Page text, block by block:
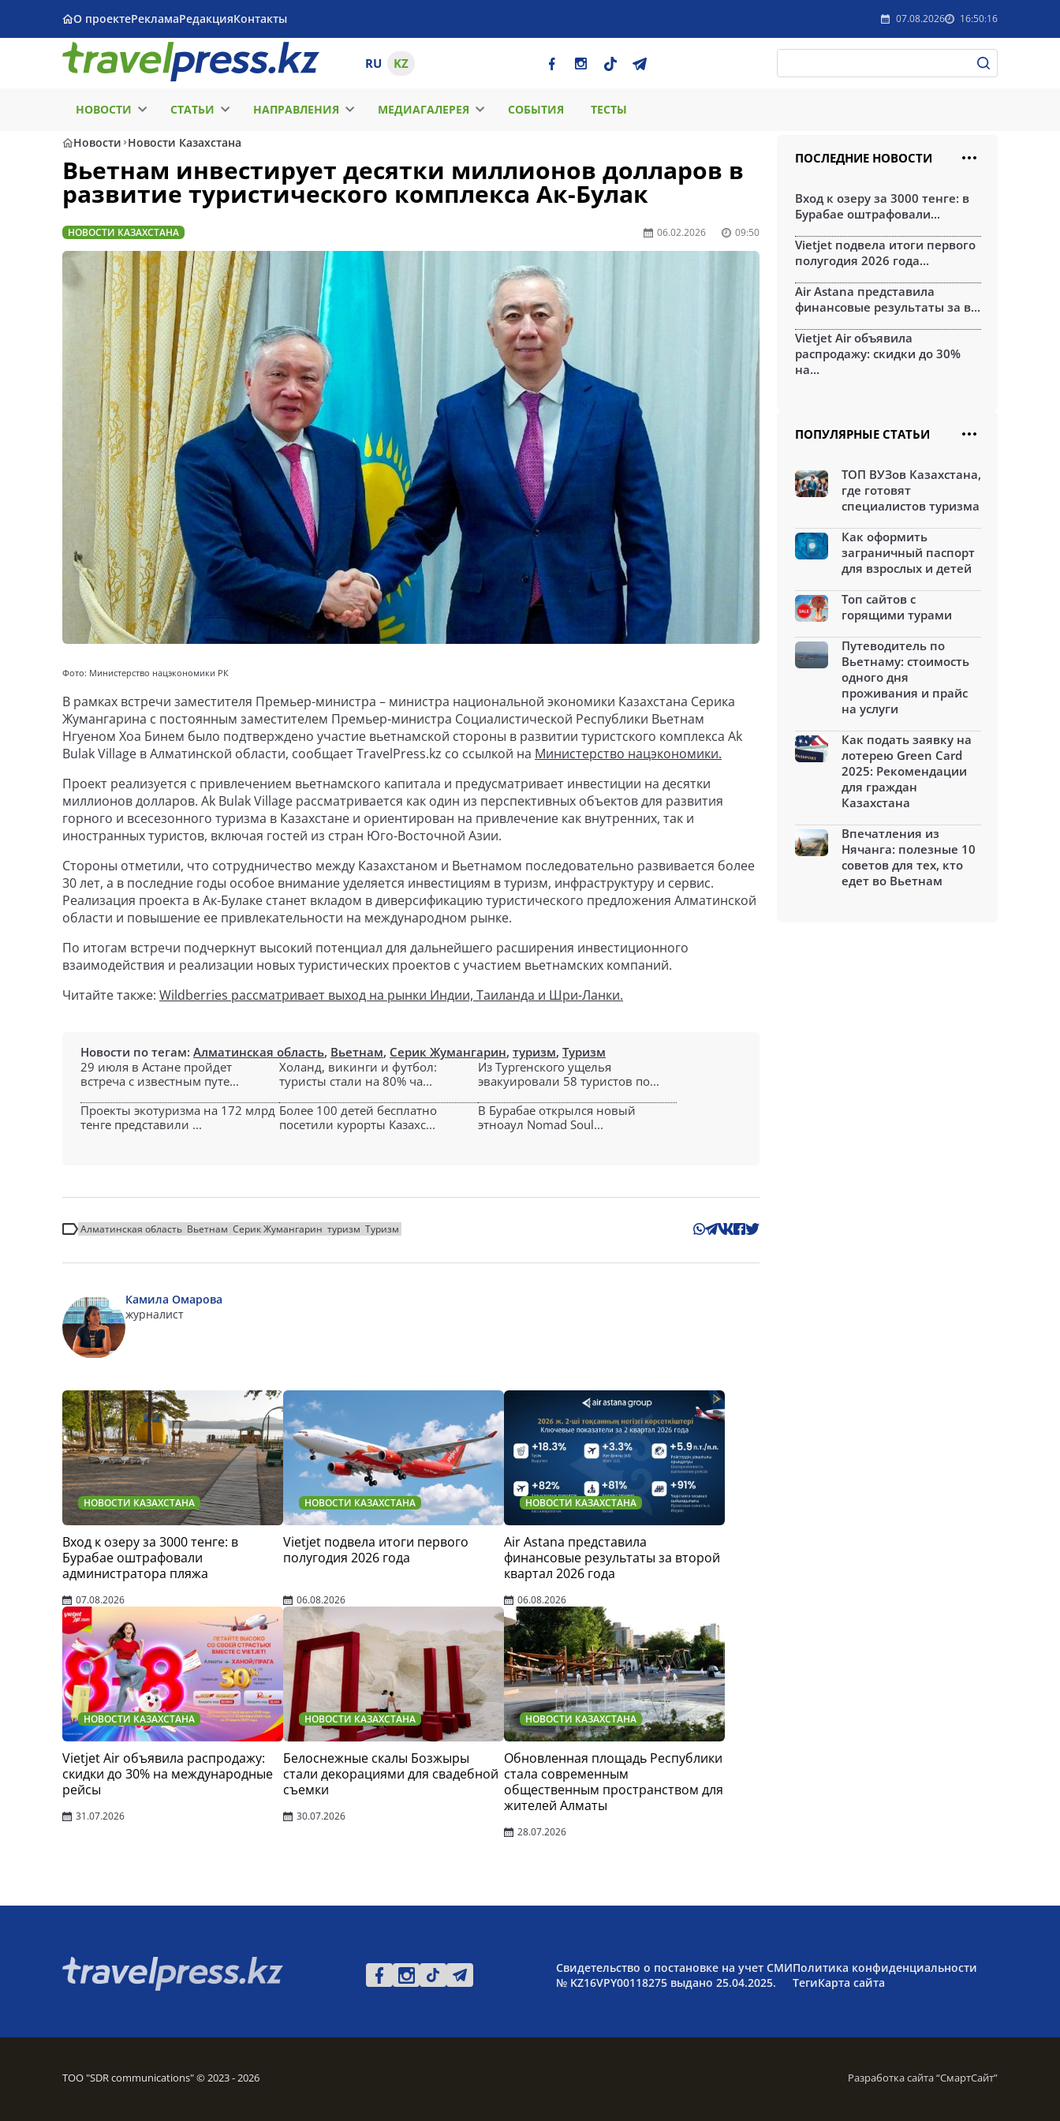
О проектеРекламаРедакцияКонтакты 07.08.2026 16:50:16
RU KZ
НОВОСТИ СТАТЬИ НАПРАВЛЕНИЯ МЕДИАГАЛЕРЕЯ СОБЫТИЯ ТЕСТЫ
Новости Новости Казахстана
Вьетнам инвестирует десятки миллионов долларов в
развитие туристического комплекса Ак-Булак
НОВОСТИ КАЗАХСТАНА 06.02.2026 09:50
Фото: Министерство нацэкономики РК
В рамках встречи заместителя Премьер-министра – министра национальной экономики Казахстана Серика
Жумангарина с постоянным заместителем Премьер-министра Социалистической Республики Вьетнам
Нгуеном Хоа Бинем было подтверждено участие вьетнамской стороны в развитии туристского комплекса Ak
Bulak Village в Алматинской области, сообщает TravelPress.kz со ссылкой на Министерство нацэкономики.
Проект реализуется с привлечением вьетнамского капитала и предусматривает инвестиции на десятки
миллионов долларов. Ak Bulak Village рассматривается как один из перспективных объектов для развития
горного и всесезонного туризма в Казахстане и ориентирован на привлечение как внутренних, так и
иностранных туристов, включая гостей из стран Юго-Восточной Азии.
Стороны отметили, что сотрудничество между Казахстаном и Вьетнамом последовательно развивается более
30 лет, а в последние годы особое внимание уделяется инвестициям в туризм, инфраструктуру и сервис.
Реализация проекта в Ак-Булаке станет вкладом в диверсификацию туристического предложения Алматинской
области и повышение ее привлекательности на международном рынке.
По итогам встречи подчеркнут высокий потенциал для дальнейшего расширения инвестиционного
взаимодействия и реализации новых туристических проектов с участием вьетнамских компаний.
Читайте также: Wildberries рассматривает выход на рынки Индии, Таиланда и Шри-Ланки.
Новости по тегам: Алматинская область, Вьетнам, Серик Жумангарин, туризм, Туризм
29 июля в Астане пройдет
встреча с известным путе...
Холанд, викинги и футбол:
туристы стали на 80% ча...
Из Тургенского ущелья
эвакуировали 58 туристов по...
Проекты экотуризма на 172 млрд
тенге представили ...
Более 100 детей бесплатно
посетили курорты Казахс...
В Бурабае открылся новый
этноаул Nomad Soul...
Алматинская область Вьетнам Серик Жумангарин туризм Туризм
Камила Омарова
журналист
НОВОСТИ КАЗАХСТАНА
Вход к озеру за 3000 тенге: в
Бурабае оштрафовали
администратора пляжа
07.08.2026
НОВОСТИ КАЗАХСТАНА
Vietjet подвела итоги первого
полугодия 2026 года
06.08.2026
НОВОСТИ КАЗАХСТАНА
Air Astana представила
финансовые результаты за второй
квартал 2026 года
06.08.2026
НОВОСТИ КАЗАХСТАНА
Vietjet Air объявила распродажу:
скидки до 30% на международные
рейсы
31.07.2026
НОВОСТИ КАЗАХСТАНА
Белоснежные скалы Бозжыры
стали декорациями для свадебной
съемки
30.07.2026
НОВОСТИ КАЗАХСТАНА
Обновленная площадь Республики
стала современным
общественным пространством для
жителей Алматы
28.07.2026
ПОСЛЕДНИЕ НОВОСТИ
Вход к озеру за 3000 тенге: в
Бурабае оштрафовали...
Vietjet подвела итоги первого
полугодия 2026 года...
Air Astana представила
финансовые результаты за в...
Vietjet Air объявила
распродажу: скидки до 30%
на...
ПОПУЛЯРНЫЕ СТАТЬИ
ТОП ВУЗов Казахстана,
где готовят
специалистов туризма
Как оформить
заграничный паспорт
для взрослых и детей
Топ сайтов с
горящими турами
Путеводитель по
Вьетнаму: стоимость
одного дня
проживания и прайс
на услуги
Как подать заявку на
лотерею Green Card
2025: Рекомендации
для граждан
Казахстана
Впечатления из
Нячанга: полезные 10
советов для тех, кто
едет во Вьетнам
Свидетельство о постановке на учет СМИ
№ KZ16VPY00118275 выдано 25.04.2025.
Политика конфиденциальности
ТегиКарта сайта
ТОО "SDR communications" © 2023 - 2026 Разработка сайта “СмартСайт”